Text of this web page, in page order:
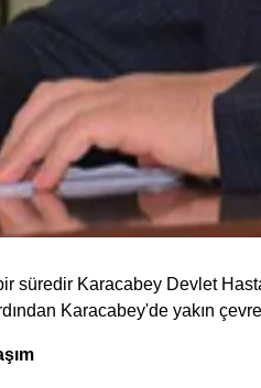
süredir Karacabey Devlet
Karacabey'de yakın